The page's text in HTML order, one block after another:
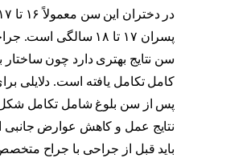
پسران ۱۷ تا ۱۸ سالگی
سن نتایج بهتری دارد چون ساختار
کامل تکامل یافته است. دلایلی
پس از سن بلوغ شامل تکامل شکل
نتایج عمل و کاهش عوارض جانبی
باید قبل از جراحی با جراح